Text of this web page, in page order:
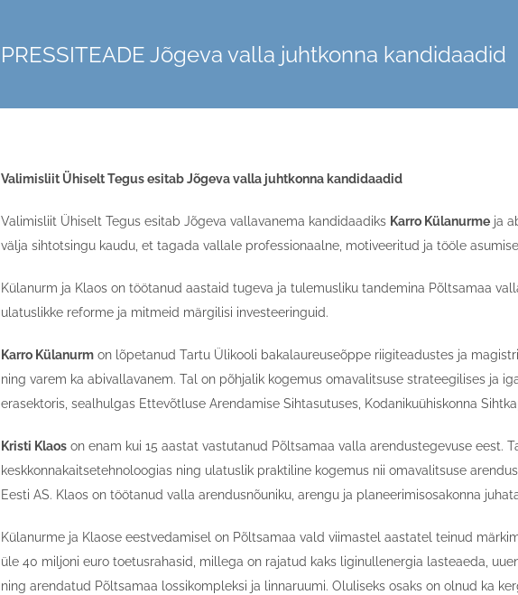
PRESSITEADE Jõgeva valla juhtkonna kandidaadid
Valimisliit Ühiselt Tegus esitab Jõgeva valla juhtkonna kandidaadid
Valimisliit Ühiselt Tegus esitab Jõgeva vallavanema kandidaadiks Karro Külanurmeja
välja sihtotsingu kaudu, et tagada vallale professionaalne, motiveeritud ja tööle
Külanurm ja Klaos on töötanud aastaid tugeva ja tulemusliku tandemina Põltsamaa
ulatuslikke reforme ja mitmeid märgilisi investeeringuid.
Karro Külanurmon lõpetanud Tartu Ülikooli bakalaureuseõppe riigiteadustes ja
ning varem ka abivallavanem. Tal on põhjalik kogemus omavalitsuse strateegilises ja
erasektoris, sealhulgas Ettevõtluse Arendamise Sihtasutuses, Kodanikuühiskonna
Kristi Klaoson enam kui 15 aastat vastutanud Põltsamaa valla arendustegevuse eest.
keskkonnakaitsetehnoloogias ning ulatuslik praktiline kogemus nii omavalitsuse
Eesti AS. Klaos on töötanud valla arendusnõuniku, arengu ja planeerimisosakonna
Külanurme ja Klaose eestvedamisel on Põltsamaa vald viimastel aastatel teinud
üle 40 miljoni euro toetusrahasid, millega on rajatud kaks liginullenergia lasteaeda,
ning arendatud Põltsamaa lossikompleksi ja linnaruumi. Oluliseks osaks on olnud ka